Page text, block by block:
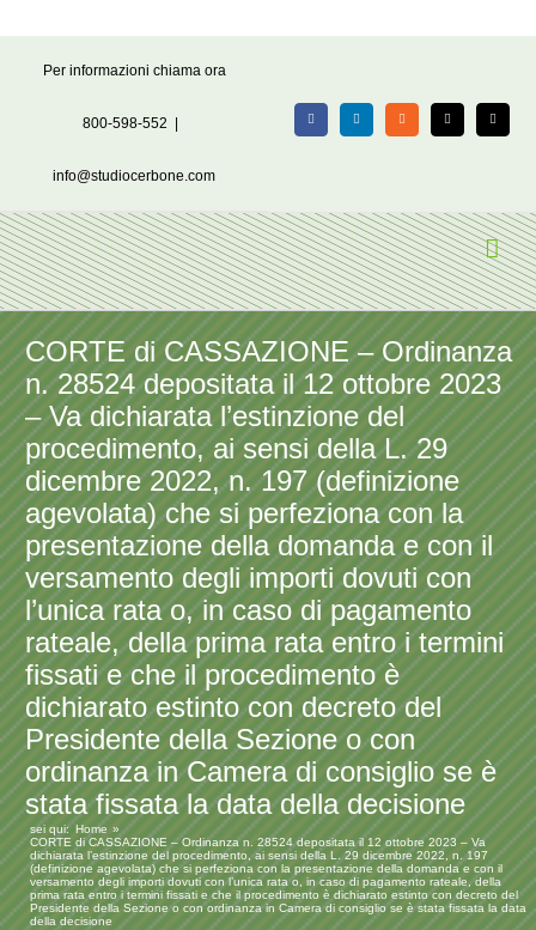
Per informazioni chiama ora
800-598-552
info@studiocerbone.com
FacebookLinkedIn Rss X Email
CORTE di CASSAZIONE – Ordinanza
n. 28524 depositata il 12 ottobre 2023
– Va dichiarata l’estinzione del
procedimento, ai sensi della L. 29
dicembre 2022, n. 197 (definizione
agevolata) che si perfeziona con la
presentazione della domanda e con il
versamento degli importi dovuti con
l’unica rata o, in caso di pagamento
rateale, della prima rata entro i termini
fissati e che il procedimento è
dichiarato estinto con decreto del
Presidente della Sezione o con
ordinanza in Camera di consiglio se è
stata fissata la data della decisione
sei qui: Home
CORTE di CASSAZIONE – Ordinanza n. 28524 depositata il 12 ottobre 2023 – Va
dichiarata l’estinzione del procedimento, ai sensi della L. 29 dicembre 2022, n. 197
(definizione agevolata) che si perfeziona con la presentazione della domanda e con il
versamento degli importi dovuti con l’unica rata o, in caso di pagamento rateale, della
prima rata entro i termini fissati e che il procedimento è dichiarato estinto con decreto del
Presidente della Sezione o con ordinanza in Camera di consiglio se è stata fissata la data
della decisione